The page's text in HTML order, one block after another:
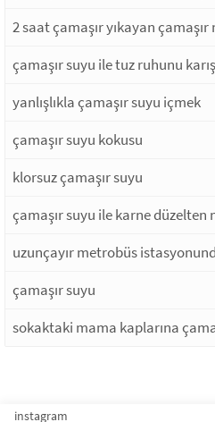
2 saat çamaşır yıkayan
çamaşır suyu ile tuz ruhunu
yanlışlıkla çamaşır suyu içmek
çamaşır suyu kokusu
klorsuz çamaşır suyu
çamaşır suyu ile karne düzelten
uzunçayır metrobüs
çamaşır suyu
sokaktaki mama kaplarına
instagram